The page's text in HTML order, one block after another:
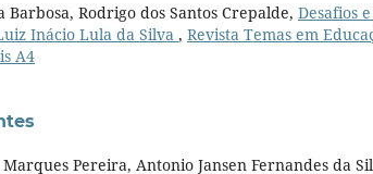
Barbosa, Rodrigo dos Santos Crepalde, Desafios
Inácio Lula da Silva , Revista Temas em
A4
Pereira, Antonio Jansen Fernandes da